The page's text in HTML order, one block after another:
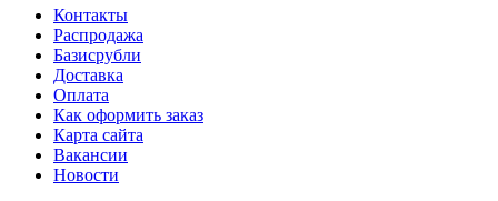
Контакты
Распродажа
Базисрубли
Доставка
Оплата
Как оформить заказ
Карта сайта
Вакансии
Новости